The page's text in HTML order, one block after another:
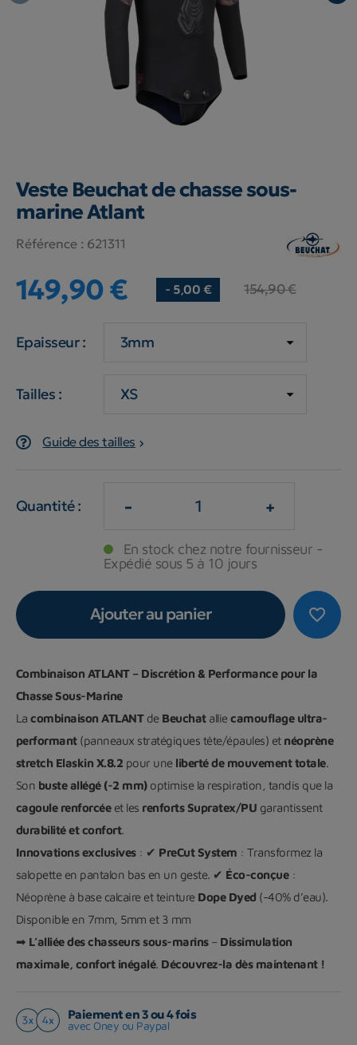
Veste Beuchat de chasse sous-
marine Atlant
Référence : 621311
149,90 € - 5,00 € 154,90 €
Epaisseur :
Tailles :
Guide des tailles
Quantité : - +
En stock chez notre fournisseur -
Expédié sous 5 à 10 jours
favorite_border
Ajouter au panier
Combinaison ATLANT – Discrétion & Performance pour la
Chasse Sous-Marine
Lacombinaison ATLANTde Beuchatalliecamouflage ultra-
performant(panneaux stratégiques tête/épaules) et néoprène
stretch Elaskin X.8.2 pour une liberté de mouvement totale.
Son buste allégé (-2 mm)optimise la respiration, tandis que la
cagoule renforcéeet les renforts Supratex/PU garantissent
durabilité et confort.
Innovations exclusives: ✔ PreCut System : Transformez la
salopette en pantalon bas en un geste. ✔ Éco-conçue:
Néoprène à base calcaire et teinture Dope Dyed (-40% d’eau).
Disponible en 7mm, 5mm et 3 mm
➡ L’alliée des chasseurs sous-marins– Dissimulation
maximale, confort inégalé. Découvrez-la dès maintenant !
Paiement en 3 ou 4 fois
avec Oney ou Paypal